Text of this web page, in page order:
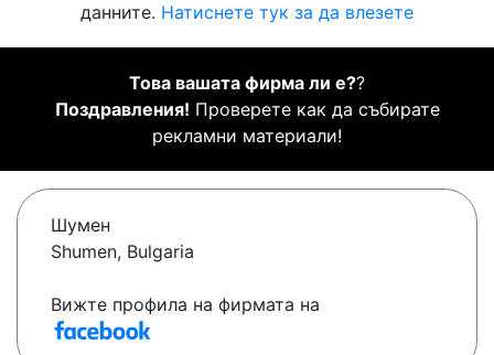
данните. Натиснете тук за да влезете
Това вашата фирма ли е??
Поздравления! Проверете как да събирате
рекламни материали!
Шумен
Shumen, Bulgaria
Вижте профила на фирмата на